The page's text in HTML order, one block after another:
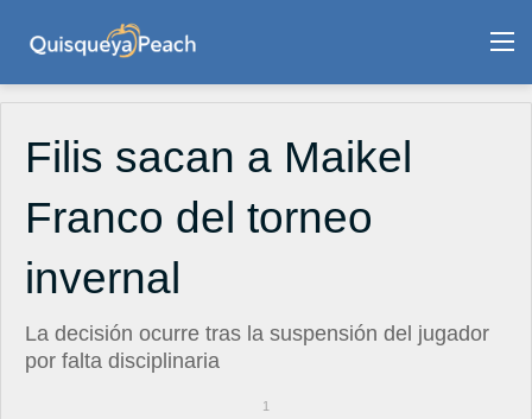
Filis sacan a Maikel
Franco del torneo
invernal
La decisión ocurre tras la suspensión del jugador
por falta disciplinaria
1